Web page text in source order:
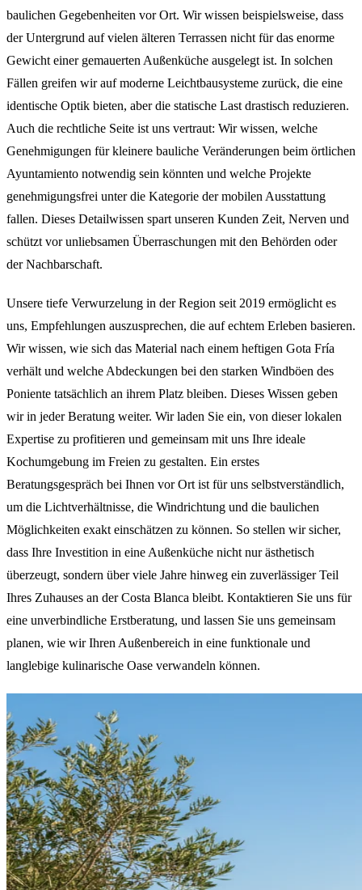
baulichen Gegebenheiten vor Ort. Wir wissen beispielsweise, dass
der Untergrund auf vielen älteren Terrassen nicht für das enorme
Gewicht einer gemauerten Außenküche ausgelegt ist. In solchen
Fällen greifen wir auf moderne Leichtbausysteme zurück, die eine
identische Optik bieten, aber die statische Last drastisch reduzieren.
Auch die rechtliche Seite ist uns vertraut: Wir wissen, welche
Genehmigungen für kleinere bauliche Veränderungen beim örtlichen
Ayuntamiento notwendig sein könnten und welche Projekte
genehmigungsfrei unter die Kategorie der mobilen Ausstattung
fallen. Dieses Detailwissen spart unseren Kunden Zeit, Nerven und
schützt vor unliebsamen Überraschungen mit den Behörden oder
der Nachbarschaft.
Unsere tiefe Verwurzelung in der Region seit 2019 ermöglicht es
uns, Empfehlungen auszusprechen, die auf echtem Erleben basieren.
Wir wissen, wie sich das Material nach einem heftigen Gota Fría
verhält und welche Abdeckungen bei den starken Windböen des
Poniente tatsächlich an ihrem Platz bleiben. Dieses Wissen geben
wir in jeder Beratung weiter. Wir laden Sie ein, von dieser lokalen
Expertise zu profitieren und gemeinsam mit uns Ihre ideale
Kochumgebung im Freien zu gestalten. Ein erstes
Beratungsgespräch bei Ihnen vor Ort ist für uns selbstverständlich,
um die Lichtverhältnisse, die Windrichtung und die baulichen
Möglichkeiten exakt einschätzen zu können. So stellen wir sicher,
dass Ihre Investition in eine Außenküche nicht nur ästhetisch
überzeugt, sondern über viele Jahre hinweg ein zuverlässiger Teil
Ihres Zuhauses an der Costa Blanca bleibt. Kontaktieren Sie uns für
eine unverbindliche Erstberatung, und lassen Sie uns gemeinsam
planen, wie wir Ihren Außenbereich in eine funktionale und
langlebige kulinarische Oase verwandeln können.